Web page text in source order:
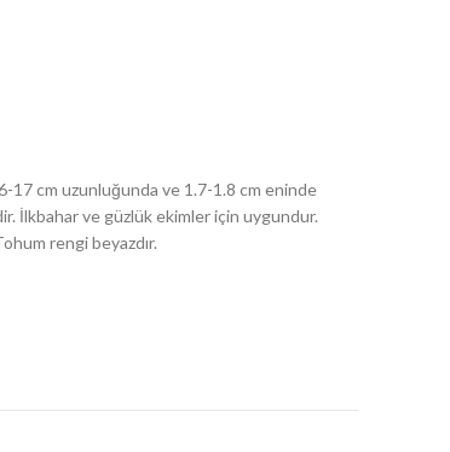
17 cm uzunluğunda ve 1.7-1.8 cm eninde
İlkbahar ve güzlük ekimler için uygundur.
rengi beyazdır.